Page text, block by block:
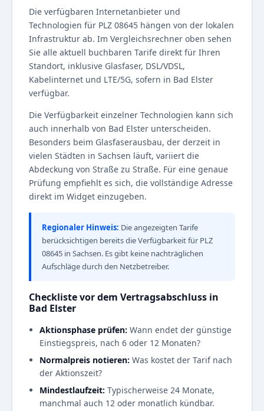
Die verfügbaren Internetanbieter und
Technologien für PLZ 08645 hängen von der lokalen
Infrastruktur ab. Im Vergleichsrechner oben sehen
Sie alle aktuell buchbaren Tarife direkt für Ihren
Standort, inklusive Glasfaser, DSL/VDSL,
Kabelinternet und LTE/5G, sofern in Bad Elster
verfügbar.
Die Verfügbarkeit einzelner Technologien kann sich
auch innerhalb von Bad Elster unterscheiden.
Besonders beim Glasfaserausbau, der derzeit in
vielen Städten in Sachsen läuft, variiert die
Abdeckung von Straße zu Straße. Für eine genaue
Prüfung empfiehlt es sich, die vollständige Adresse
direkt im Widget einzugeben.
Regionaler Hinweis: Die angezeigten Tarife
berücksichtigen bereits die Verfügbarkeit für PLZ
08645 in Sachsen. Es gibt keine nachträglichen
Aufschläge durch den Netzbetreiber.
Checkliste vor dem Vertragsabschluss in
Bad Elster
Aktionsphase prüfen: Wann endet der günstige
Einstiegspreis, nach 6 oder 12 Monaten?
Normalpreis notieren: Was kostet der Tarif nach
der Aktionszeit?
Mindestlaufzeit: Typischerweise 24 Monate,
manchmal auch 12 oder monatlich kündbar.